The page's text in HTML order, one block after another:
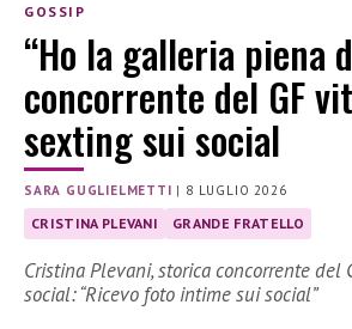
GOSSIP
“Ho la galleria piena
concorrente del GF
sexting sui social
SARA GUGLIELMETTI | 8 LUGLIO 2026
CRISTINA PLEVANI GRANDE FRATELLO
Cristina Plevani, storica concorrente del
social: “Ricevo foto intime sui social”